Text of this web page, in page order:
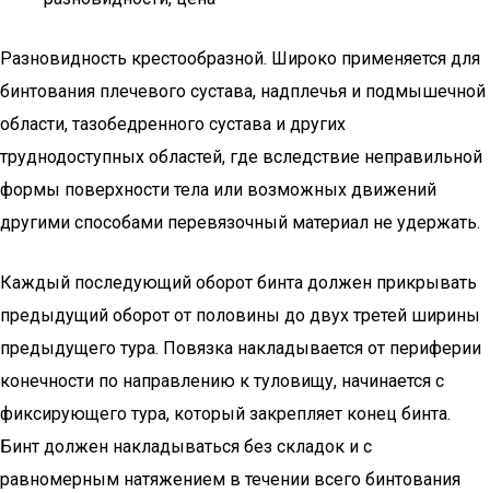
Разновидность крестообразной. Широко применяется для
бинтования плечевого сустава, надплечья и подмышечной
области, тазобедренного сустава и других
труднодоступных областей, где вследствие неправильной
формы поверхности тела или возможных движений
другими способами перевязочный материал не удержать.
Каждый последующий оборот бинта должен прикрывать
предыдущий оборот от половины до двух третей ширины
предыдущего тура. Повязка накладывается от периферии
конечности по направлению к туловищу, начинается с
фиксирующего тура, который закрепляет конец бинта.
Бинт должен накладываться без складок и с
равномерным натяжением в течении всего бинтования